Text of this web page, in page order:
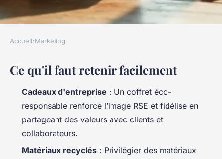
Pourquoi choisir des coffrets
cadeaux éco-responsables
pour votre entreprise ?
Rémy 30/05/2026 14:28
Accueil›Marketing
Ce qu'il faut retenir facilement
Cadeaux d'entreprise : Un coffret éco-
responsable renforce l’image RSE et fidélise en
partageant des valeurs avec clients et
collaborateurs.
Matériaux recyclés : Privilégier des matériaux